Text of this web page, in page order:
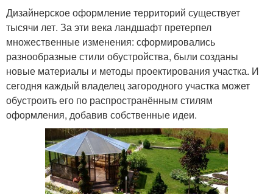
Дизайнерское оформление территорий существует
тысячи лет. За эти века ландшафт претерпел
множественные изменения: сформировались
разнообразные стили обустройства, были созданы
новые материалы и методы проектирования участка. И
сегодня каждый владелец загородного участка может
обустроить его по распространённым стилям
оформления, добавив собственные идеи.